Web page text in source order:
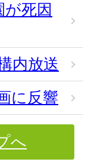
死因
内放送
に反響
へ